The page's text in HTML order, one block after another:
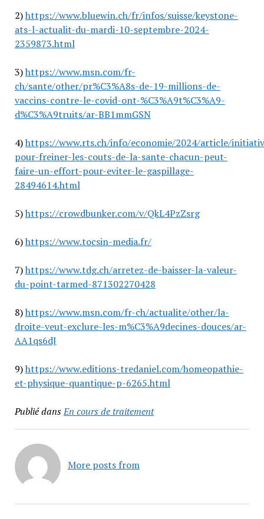
2)https://www.bluewin.ch/fr/infos/suisse/keystone-
ats-l-actualit-du-mardi-10-septembre-2024-
2359873.html
3)https://www.msn.com/fr-
ch/sante/other/pr%C3%A8s-de-19-millions-de-
vaccins-contre-le-covid-ont-%C3%A9t%C3%A9-
d%C3%A9truits/ar-BB1mmGSN
4)https://www.rts.ch/info/economie/2024/article/
pour-freiner-les-couts-de-la-sante-chacun-peut-
faire-un-effort-pour-eviter-le-gaspillage-
28494614.html
5)https://crowdbunker.com/v/QkL4PzZsrg
6)https://www.tocsin-media.fr/
7)https://www.tdg.ch/arretez-de-baisser-la-valeur-
du-point-tarmed-871302270428
8)https://www.msn.com/fr-ch/actualite/other/la-
droite-veut-exclure-les-m%C3%A9decines-douces/ar-
AA1qs6dJ
9)https://www.editions-tredaniel.com/homeopathie-
et-physique-quantique-p-6265.html
Publié dansEn cours de traitement
More posts from